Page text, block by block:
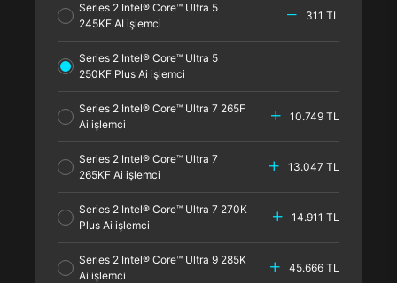
Series 2 Intel® Core™ Ultra 5
245KF AI işlemci
311 TL
Series 2 Intel® Core™ Ultra 5
250KF Plus Ai işlemci
Series 2 Intel® Core™ Ultra 7 265F
Ai işlemci
10.749 TL
Series 2 Intel® Core™ Ultra 7
265KF Ai işlemci
13.047 TL
Series 2 Intel® Core™ Ultra 7 270K
Plus Ai işlemci
14.911 TL
Series 2 Intel® Core™ Ultra 9 285K
Ai işlemci
45.666 TL